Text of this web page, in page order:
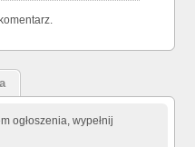
ogłoszenia, wypełnij